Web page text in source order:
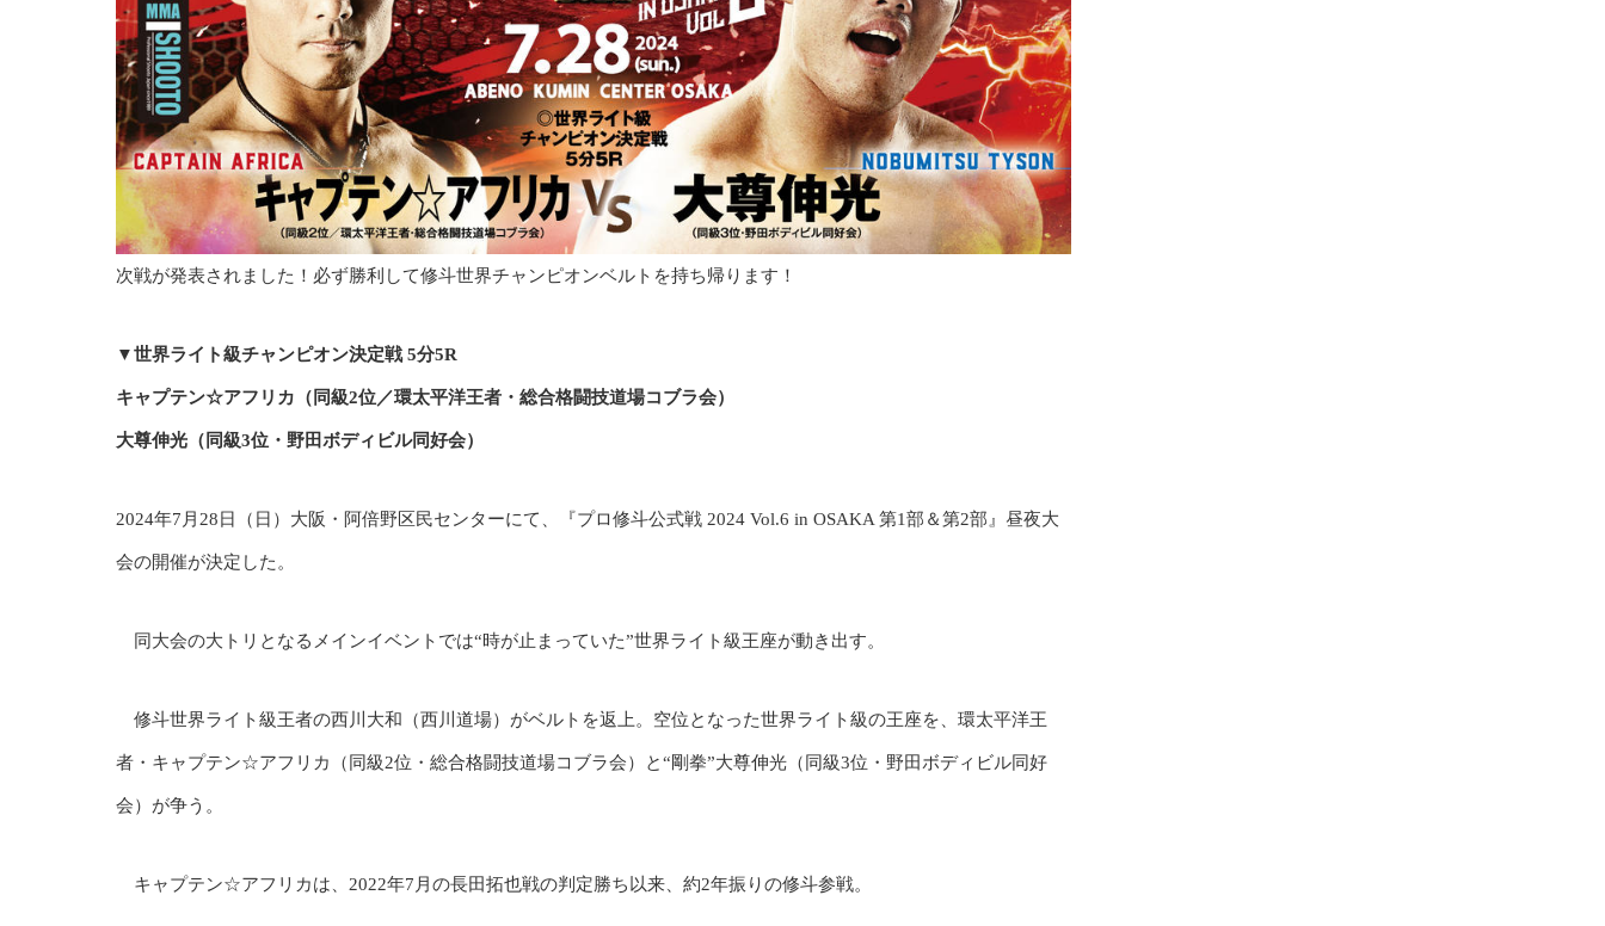
次戦が発表されました！必ず勝利して修斗世界チャンピオンベルトを持ち帰ります！
▼世界ライト級チャンピオン決定戦 5分5R
キャプテン☆アフリカ（同級2位／環太平洋王者・総合格闘技道場コブラ会）
大尊伸光（同級3位・野田ボディビル同好会）
2024年7月28日（日）大阪・阿倍野区民センターにて、『プロ修斗公式戦 2024 Vol.6 in OSAKA 第1部＆第2部』昼夜大
会の開催が決定した。
同大会の大トリとなるメインイベントでは“時が止まっていた”世界ライト級王座が動き出す。
修斗世界ライト級王者の西川大和（西川道場）がベルトを返上。空位となった世界ライト級の王座を、環太平洋王
者・キャプテン☆アフリカ（同級2位・総合格闘技道場コブラ会）と“剛拳”大尊伸光（同級3位・野田ボディビル同好
会）が争う。
キャプテン☆アフリカは、2022年7月の長田拓也戦の判定勝ち以来、約2年振りの修斗参戦。